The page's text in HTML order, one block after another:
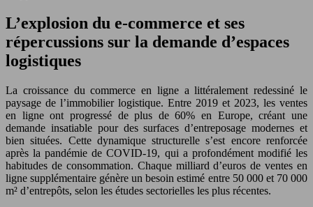
L’explosion du e-commerce et ses
répercussions sur la demande d’espaces
logistiques
La croissance du commerce en ligne a littéralement redessiné le
paysage de l’immobilier logistique. Entre 2019 et 2023, les ventes
en ligne ont progressé de plus de 60% en Europe, créant une
demande insatiable pour des surfaces d’entreposage modernes et
bien situées. Cette dynamique structurelle s’est encore renforcée
après la pandémie de COVID-19, qui a profondément modifié les
habitudes de consommation. Chaque milliard d’euros de ventes en
ligne supplémentaire génère un besoin estimé entre 50 000 et 70 000
m² d’entrepôts, selon les études sectorielles les plus récentes.